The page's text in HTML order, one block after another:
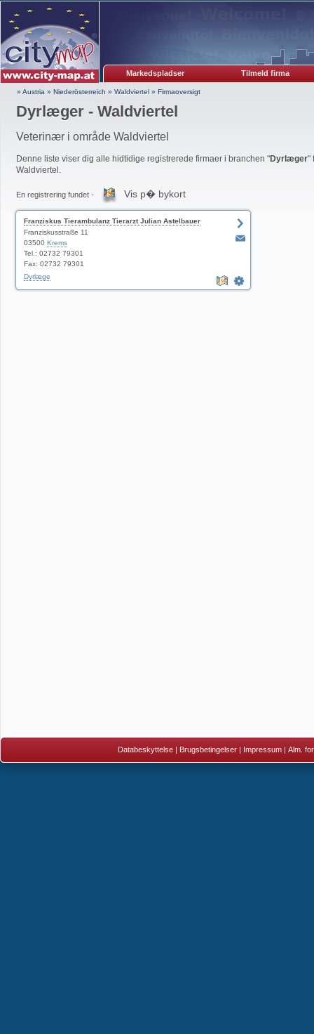
Markedspladser Tilmeld firma
» Austria » Niederösterreich » Waldviertel » Firmaoversigt
Dyrlæger - Waldviertel
Veterinær i område Waldviertel
Denne liste viser dig alle hidtidige registrerede firmaer i branchen "Dyrlæger"
Waldviertel.
En registrering fundet - Vis p� bykort
Franziskus Tierambulanz Tierarzt Julian Astelbauer
Franziskusstraße 11
03500 Krems
Tel.: 02732 79301
Fax: 02732 79301
Dyrlæge
Databeskyttelse | Brugsbetingelser | Impressum | Alm.